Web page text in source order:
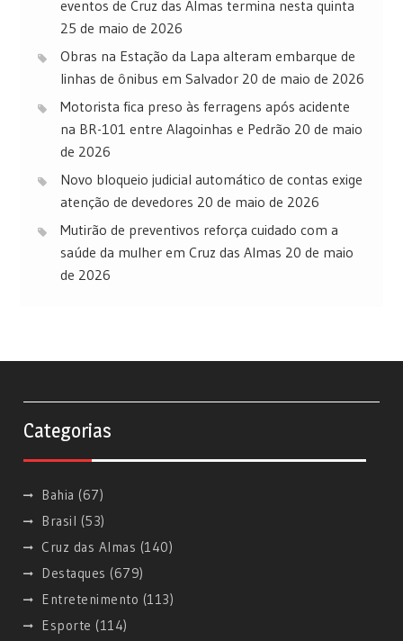
eventos de Cruz das Almas termina nesta quinta
25 de maio de 2026
Obras na Estação da Lapa alteram embarque de
linhas de ônibus em Salvador 20 de maio de 2026
Motorista fica preso às ferragens após acidente
na BR-101 entre Alagoinhas e Pedrão 20 de maio
de 2026
Novo bloqueio judicial automático de contas exige
atenção de devedores 20 de maio de 2026
Mutirão de preventivos reforça cuidado com a
saúde da mulher em Cruz das Almas 20 de maio
de 2026
Categorias
Bahia (67)
Brasil (53)
Cruz das Almas (140)
Destaques (679)
Entretenimento (113)
Esporte (114)